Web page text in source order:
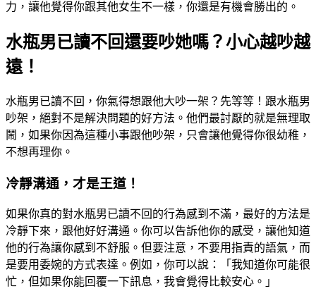
力，讓他覺得你跟其他女生不一樣，你還是有機會勝出的。
水瓶男已讀不回還要吵她嗎？小心越吵越
遠！
水瓶男已讀不回，你氣得想跟他大吵一架？先等等！跟水瓶男
吵架，絕對不是解決問題的好方法。他們最討厭的就是無理取
鬧，如果你因為這種小事跟他吵架，只會讓他覺得你很幼稚，
不想再理你。
冷靜溝通，才是王道！
如果你真的對水瓶男已讀不回的行為感到不滿，最好的方法是
冷靜下來，跟他好好溝通。你可以告訴他你的感受，讓他知道
他的行為讓你感到不舒服。但要注意，不要用指責的語氣，而
是要用委婉的方式表達。例如，你可以說：「我知道你可能很
忙，但如果你能回覆一下訊息，我會覺得比較安心。」